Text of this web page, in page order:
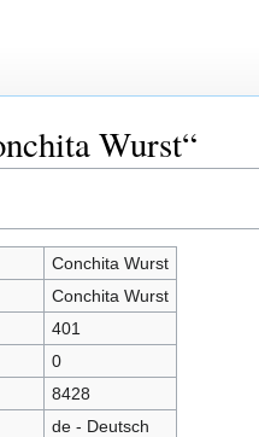
Wurst“
Conchita Wurst
Conchita Wurst
401
0
8428
de - Deutsch